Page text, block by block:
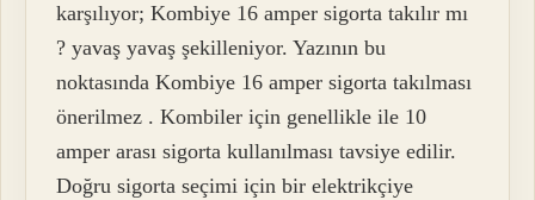
karşılıyor; Kombiye 16 amper sigorta takılır mı
? yavaş yavaş şekilleniyor. Yazının bu
noktasında Kombiye 16 amper sigorta takılması
önerilmez . Kombiler için genellikle ile 10
amper arası sigorta kullanılması tavsiye edilir.
Doğru sigorta seçimi için bir elektrikçiye